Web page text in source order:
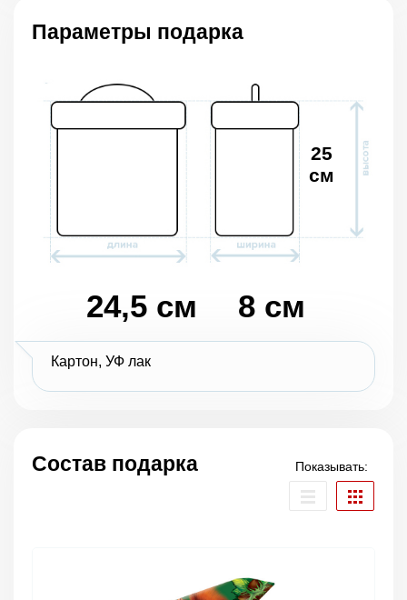
Параметры подарка
24,5 см 8 см
25
см
Картон, УФ лак
Состав подарка Показывать: